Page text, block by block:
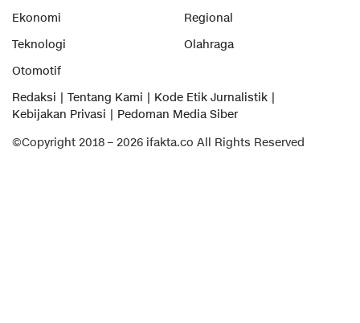
Ekonomi
Regional
Teknologi
Olahraga
Otomotif
Redaksi
Tentang Kami
Kode Etik Jurnalistik
Kebijakan Privasi
Pedoman Media Siber
©Copyright 2018 – 2026 ifakta.co All Rights Reserved